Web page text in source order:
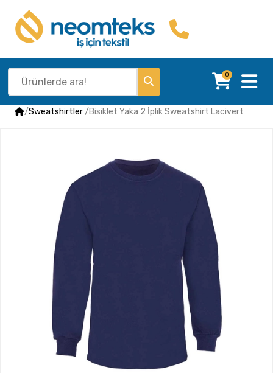
0
/Sweatshirtler/Bisiklet Yaka 2 İplik Sweatshirt Lacivert